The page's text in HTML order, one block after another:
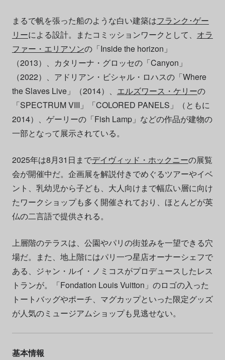
まるで帆を張った船のような白い建築はフランク･ゲー
リーによる設計。またコミッションワークとして、 オラ
ファー・エリアソンの「Inside the horizon」
（2013）、カタリーナ・グロッセの「Canyon」
（2022）、アドリアン・ビシャル・ロハスの「Where
the Slaves Live」（2014）、 エルズワース・ケリーの
「SPECTRUM VIII」「COLORED PANELS」（ともに
2014）、ゲーリーの「Fish Lamp」などの作品が建物の
一部となって展示されている。
2025年は8月31日までデイヴィッド・ホックニーの展覧
会が開催中だ。企画展を解説付きでめぐるツアーやイベ
ント、乳幼児から子ども、大人向けまで幅広い層に向け
たワークショップも多く開催されており、ほとんどが英
仏の二言語で提供される。
上層階のテラスは、公園やパリの街並みを一望できる穴
場だ。また、地上階にはパリ一つ星店オーナーシェフで
ある、ジャン・ルイ・ノミコスがプロデュースしたレス
トランが。「Fondation Louis Vuitton」のロゴの入った
トートバッグやポーチ、マグカップといった限定グッズ
が人気のミュージアムショップも見逃せない。
基本情報